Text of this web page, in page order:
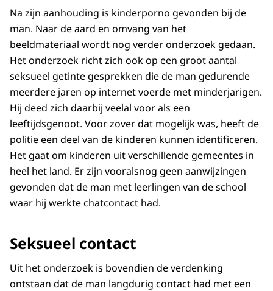
Na zijn aanhouding is kinderporno gevonden bij de
man. Naar de aard en omvang van het
beeldmateriaal wordt nog verder onderzoek gedaan.
Het onderzoek richt zich ook op een groot aantal
seksueel getinte gesprekken die de man gedurende
meerdere jaren op internet voerde met minderjarigen.
Hij deed zich daarbij veelal voor als een
leeftijdsgenoot. Voor zover dat mogelijk was, heeft de
politie een deel van de kinderen kunnen identificeren.
Het gaat om kinderen uit verschillende gemeentes in
heel het land. Er zijn vooralsnog geen aanwijzingen
gevonden dat de man met leerlingen van de school
waar hij werkte chatcontact had.
Seksueel contact
Uit het onderzoek is bovendien de verdenking
ontstaan dat de man langdurig contact had met een